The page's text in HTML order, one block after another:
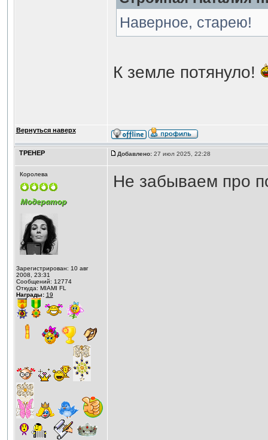
Наверное, старею!
К земле потянуло!
Вернуться наверх
ТРЕНЕР Добавлено:27 июл 2025, 22:28
Королева
Зарегистрирован: 10 авг
2008, 23:31
Сообщений: 12774
Откуда: MIAMI FL
Награды: 19
Не забываем про